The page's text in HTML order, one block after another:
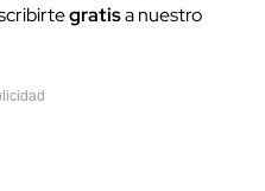
gratisa nuestro